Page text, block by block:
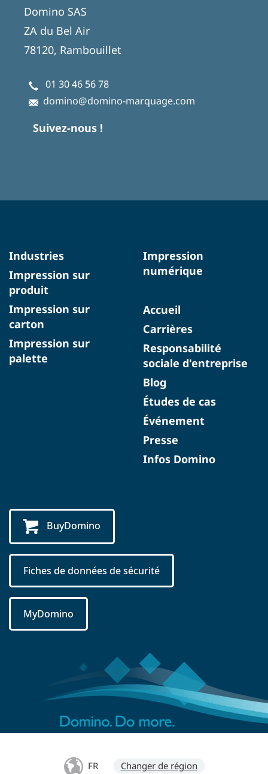
Domino SAS
ZA du Bel Air
78120, Rambouillet
01 30 46 56 78
domino@domino-marquage.com
Suivez-nous !
Industries
Impression sur
produit
Impression sur
carton
Impression sur
palette
Impression
numérique
Accueil
Carrières
Responsabilité
sociale d'entreprise
Blog
Études de cas
Événement
Presse
Infos Domino
BuyDomino
Fiches de données de sécurité
MyDomino
FR Changer de région